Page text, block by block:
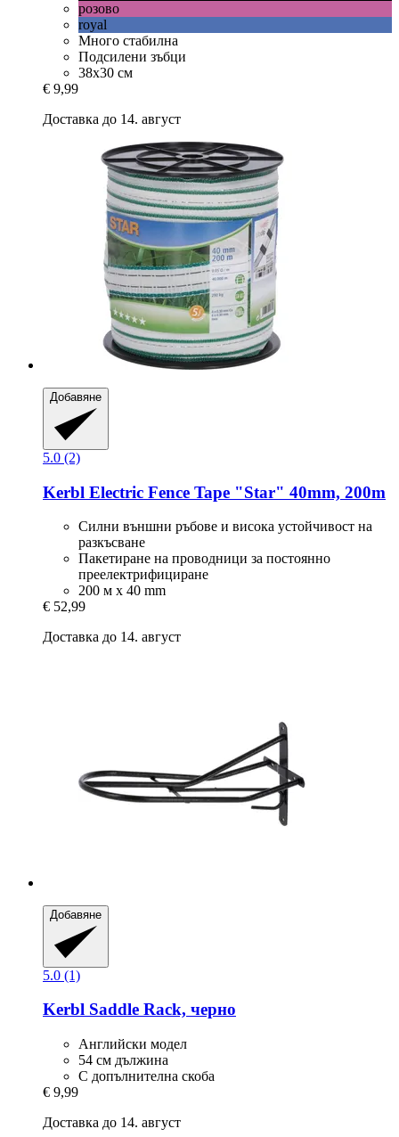
розово
royal
Много стабилна
Подсилени зъбци
38х30 см
€ 9,99
Доставка до 14. август
Добавяне
5.0 (2)
Kerbl Electric Fence Tape "Star" 40mm, 200m
Силни външни ръбове и висока устойчивост на
разкъсване
Пакетиране на проводници за постоянно
преелектрифициране
200 м x 40 mm
€ 52,99
Доставка до 14. август
Добавяне
5.0 (1)
Kerbl Saddle Rack, черно
Английски модел
54 см дължина
С допълнителна скоба
€ 9,99
Доставка до 14. август